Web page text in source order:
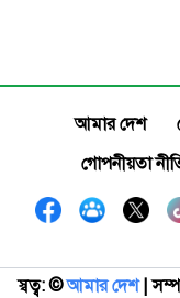
আমার দেশ
গোপনীয়তা
স্বত্ব: ©️আমার দেশ|